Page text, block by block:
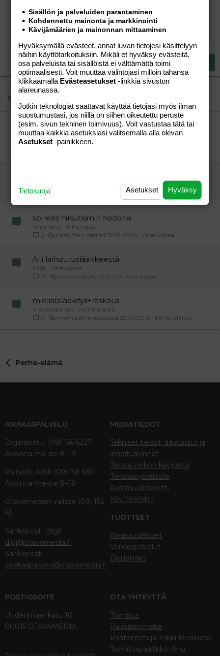
Suurenna sisennystä
Fontin koko
9
10
15
18
22
TekstiväriKirjasintyyliArial
Book Antiqua
Georgia
Tahoma
Times New Roman
Verdana
YliviivaaAlleviivattuRivinsisäinen koodi
Rivinsisäinen spoiler
Tasaus
Keskitä
Tasaa oikealle
Justify text
Paragraph format
Normal
Heading 1
Heading 2
Heading 3
LainausLisää video/media
Lisää taulukko
Insert horizontal line
SpoilerKoodi
Tee uudelleen
BBCode-näkymä
Poista muotoilu
LuonnoksetTallenna luonnos
Poista luonnos
Lähetä vastaus
Similar threads
Aurorix lääkeestä apua masennukseen ja
ahdistukseen?
Tippitappi
Perhe-elämä
0
Aihe vapaa
spiresis hirsutismin hoitona
hairy fairy
Aihe vapaa
2
Aihe vapaa
15.09.2009
hairy fairy
Alli laihdutuslääkkeestä
Milja
Aihe vapaa
13
Aihe vapaa
06.06.2009
no
mielialalääkitys+raskaus
mamikolmelle
Perhe-elämä
0
Perhe-elämä
23.07.2012
mamikolmelle
Perhe-elämä
ASIAKASPALVELU
Digipalvelut (09) 156 6227
Avoinna ma–pe 8–19
Painettu lehti (09) 156 665
Avoinna ma–pe 8–19
Otavamedian vaihde (09) 156
61
Sähköposti (digi)
digi@otavamedia.fi
Sähköposti
asiakaspalvelu@otavamedia.fi
MEDIATIEDOT
Tekniset tiedot, aikataulut ja
ilmoitushinnat
Tietoa verkon kävijöistä
Tietosuojaseloste
Avoimuusraportti
Käyttöehdot
TUOTTEET
Aikakauslehdet
Verkkopalvelut
Digilehdet
POSTIOSOITE
Uudenmaankatu 10
00015 OTAVAMEDIA
OTA YHTEYTTÄ
Toimitus
Palautelomake
Päätoimittaja: Erkki Meriluoto
Toimituspäällikkö: Anu
Sisällön ja palveluiden parantaminen
Kohdennettu mainonta ja markkinointi
Kävijämäärien ja mainonnan mittaaminen
Hyväksymällä evästeet, annat luvan tietojesi käsittelyyn
näihin käyttötarkoituksiin. Mikäli et hyväksy evästeitä,
osa palveluista tai sisällöistä ei välttämättä toimi
optimaalisesti. Voit muuttaa valintojasi milloin tahansa
klikkaamalla Evästeasetukset -linkkiä sivuston
alareunassa.
Jotkin teknologiat saattavat käyttää tietojasi myös ilman
suostumustasi, jos niillä on siihen oikeutettu peruste
(esim. sivun tekninen toimivuus). Voit vastustaa tätä tai
muuttaa kaikkia asetuksiasi valitsemalla alla olevan
Asetukset -painikkeen.
Hyväksy
Asetukset
Tietosuoja